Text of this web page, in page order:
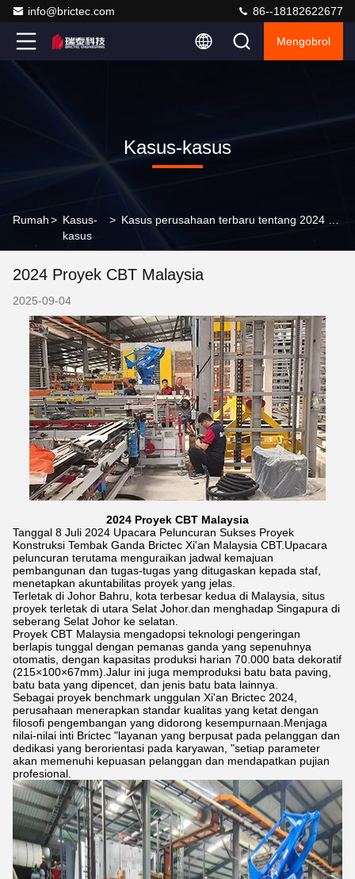
info@brictec.com 86--18182622677
Mengobrol
Kasus-kasus
Rumah> Kasus-
kasus
>
2024 Proyek CBT Malaysia
2025-09-04
2024 Proyek CBT Malaysia
Tanggal 8 Juli 2024 Upacara Peluncuran Sukses Proyek
Konstruksi Tembak Ganda Brictec Xi'an Malaysia CBT.Upacara
peluncuran terutama menguraikan jadwal kemajuan
pembangunan dan tugas-tugas yang ditugaskan kepada staf,
menetapkan akuntabilitas proyek yang jelas.
Terletak di Johor Bahru, kota terbesar kedua di Malaysia, situs
proyek terletak di utara Selat Johor.dan menghadap Singapura di
seberang Selat Johor ke selatan.
Proyek CBT Malaysia mengadopsi teknologi pengeringan
berlapis tunggal dengan pemanas ganda yang sepenuhnya
otomatis, dengan kapasitas produksi harian 70.000 bata dekoratif
(215×100×67mm).Jalur ini juga memproduksi batu bata paving,
batu bata yang dipencet, dan jenis batu bata lainnya.
Sebagai proyek benchmark unggulan Xi'an Brictec 2024,
perusahaan menerapkan standar kualitas yang ketat dengan
filosofi pengembangan yang didorong kesempurnaan.Menjaga
nilai-nilai inti Brictec "layanan yang berpusat pada pelanggan dan
dedikasi yang berorientasi pada karyawan, "setiap parameter
akan memenuhi kepuasan pelanggan dan mendapatkan pujian
profesional.